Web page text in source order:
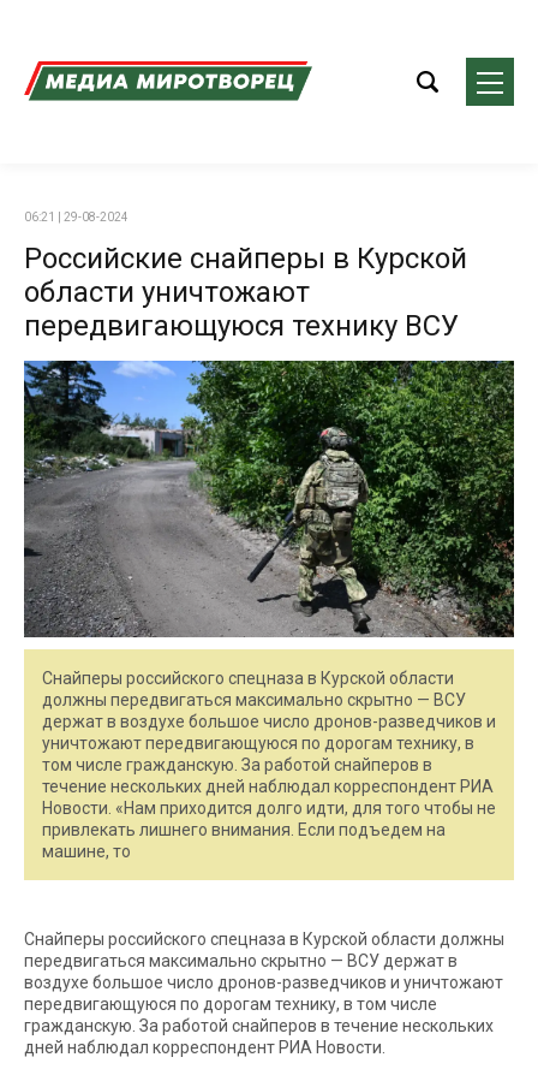
06:21 | 29-08-2024
Российские снайперы в Курской
области уничтожают
передвигающуюся технику ВСУ
Снайперы российского спецназа в Курской области
должны передвигаться максимально скрытно — ВСУ
держат в воздухе большое число дронов-разведчиков и
уничтожают передвигающуюся по дорогам технику, в
том числе гражданскую. За работой снайперов в
течение нескольких дней наблюдал корреспондент РИА
Новости. «Нам приходится долго идти, для того чтобы не
привлекать лишнего внимания. Если подъедем на
машине, то
Снайперы российского спецназа в Курской области должны
передвигаться максимально скрытно — ВСУ держат в
воздухе большое число дронов-разведчиков и уничтожают
передвигающуюся по дорогам технику, в том числе
гражданскую. За работой снайперов в течение нескольких
дней наблюдал корреспондент РИА Новости.